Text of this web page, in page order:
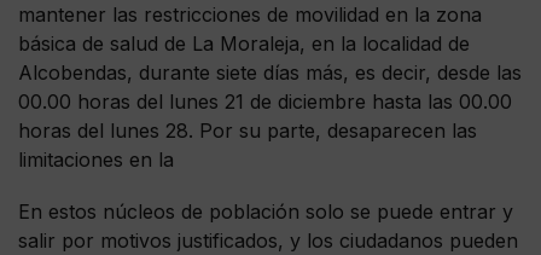
mantener las restricciones de movilidad en la zona
básica de salud de La Moraleja, en la localidad de
Alcobendas, durante siete días más, es decir, desde las
00.00 horas del lunes 21 de diciembre hasta las 00.00
horas del lunes 28. Por su parte, desaparecen las
limitaciones en la
En estos núcleos de población solo se puede entrar y
salir por motivos justificados, y los ciudadanos pueden